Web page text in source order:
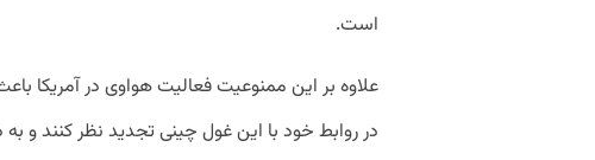
است.
علاوه بر این ممنوعیت فعالیت هواوی در آمریکا
در روابط خود با این غول چینی تجدید نظر کنند و